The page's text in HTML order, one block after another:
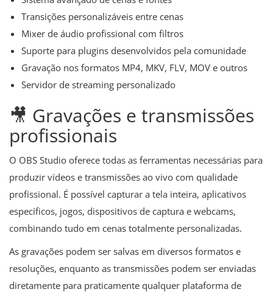
Transições personalizáveis entre cenas
Mixer de áudio profissional com filtros
Suporte para plugins desenvolvidos pela comunidade
Gravação nos formatos MP4, MKV, FLV, MOV e outros
Servidor de streaming personalizado
🎥 Gravações e transmissões
profissionais
O OBS Studio oferece todas as ferramentas necessárias para
produzir vídeos e transmissões ao vivo com qualidade
profissional. É possível capturar a tela inteira, aplicativos
específicos, jogos, dispositivos de captura e webcams,
combinando tudo em cenas totalmente personalizadas.
As gravações podem ser salvas em diversos formatos e
resoluções, enquanto as transmissões podem ser enviadas
diretamente para praticamente qualquer plataforma de